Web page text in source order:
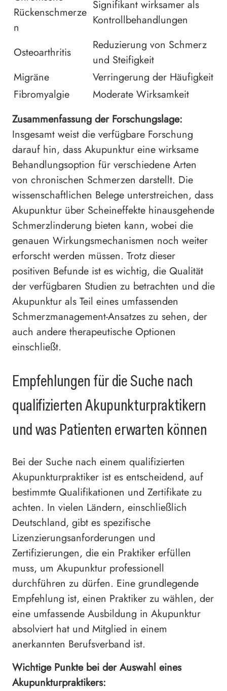
Rückenschmerze
n
Signifikant wirksamer als
Kontrollbehandlungen
Osteoarthritis
Reduzierung von Schmerz
und Steifigkeit
Migräne
Verringerung der Häufigkeit
Fibromyalgie
Moderate Wirksamkeit
Zusammenfassung der Forschungslage:
Insgesamt weist die verfügbare Forschung
darauf hin, dass Akupunktur eine wirksame
Behandlungsoption für verschiedene Arten
von chronischen Schmerzen darstellt. Die
wissenschaftlichen Belege unterstreichen, dass
Akupunktur über Scheineffekte hinausgehende
Schmerzlinderung bieten kann, wobei die
genauen Wirkungsmechanismen noch weiter
erforscht werden müssen. Trotz dieser
positiven Befunde ist es wichtig, die Qualität
der verfügbaren Studien zu betrachten und die
Akupunktur als Teil eines umfassenden
Schmerzmanagement-Ansatzes zu sehen, der
auch andere therapeutische Optionen
einschließt.
Empfehlungen für die Suche nach
qualifizierten Akupunkturpraktikern
und was Patienten erwarten können
Bei der Suche nach einem qualifizierten
Akupunkturpraktiker ist es entscheidend, auf
bestimmte Qualifikationen und Zertifikate zu
achten. In vielen Ländern, einschließlich
Deutschland, gibt es spezifische
Lizenzierungsanforderungen und
Zertifizierungen, die ein Praktiker erfüllen
muss, um Akupunktur professionell
durchführen zu dürfen. Eine grundlegende
Empfehlung ist, einen Praktiker zu wählen, der
eine umfassende Ausbildung in Akupunktur
absolviert hat und Mitglied in einem
anerkannten Berufsverband ist.
Wichtige Punkte bei der Auswahl eines
Akupunkturpraktikers: